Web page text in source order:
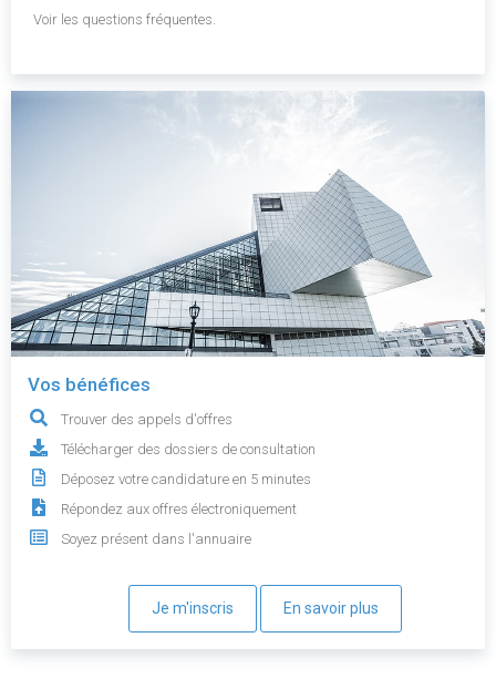
Voir les questions fréquentes.
Vos bénéfices
Trouver des appels d'offres
Télécharger des dossiers de consultation
Déposez votre candidature en 5 minutes
Répondez aux offres électroniquement
Soyez présent dans l'annuaire
Je m'inscris En savoir plus